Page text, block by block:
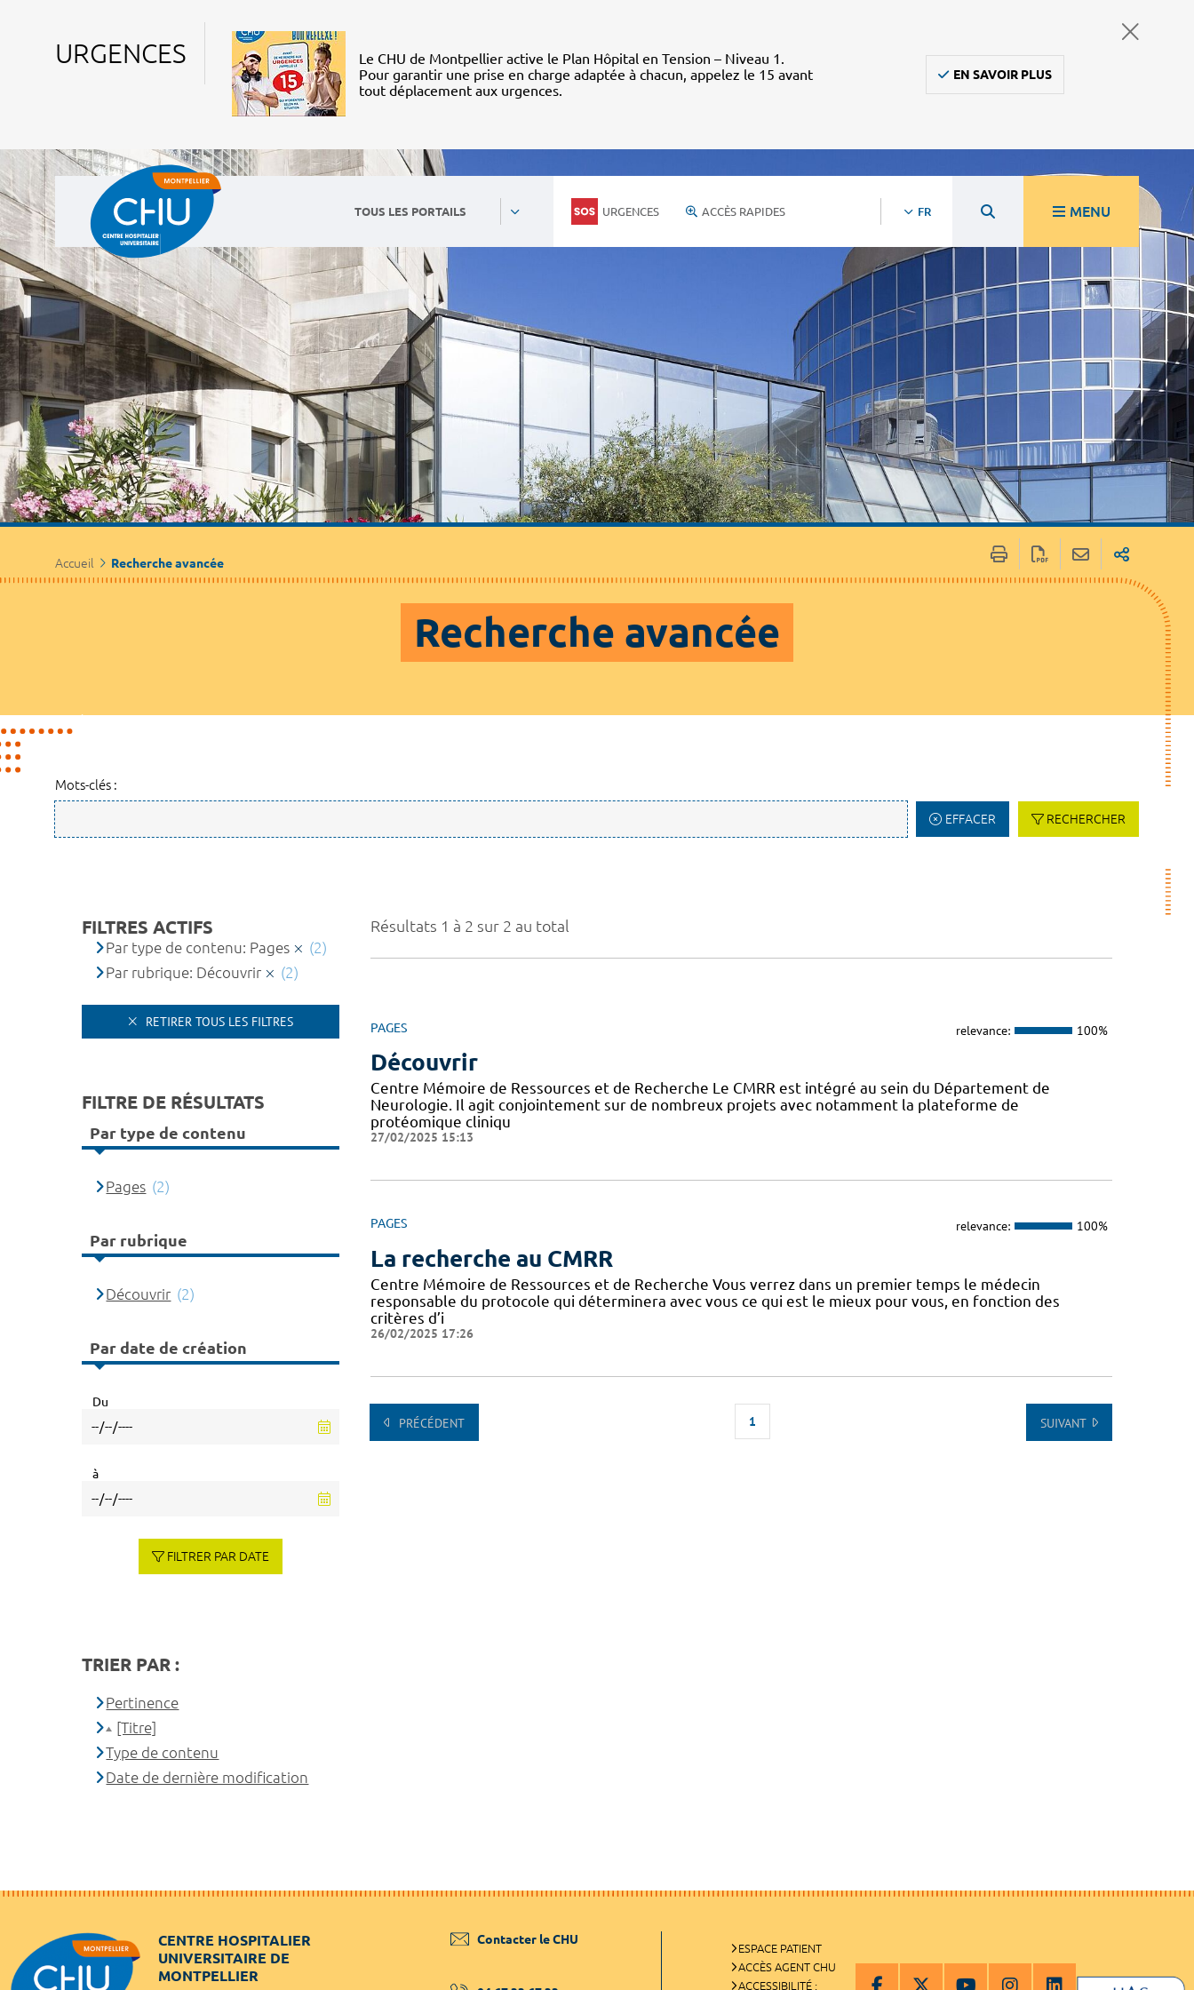
URGENCES
Le CHU de Montpellier active le Plan Hôpital en Tension – Niveau 1.
Pour garantir une prise en charge adaptée à chacun, appelez le 15 avant
tout déplacement aux urgences.
EN SAVOIR PLUS
TOUS LES PORTAILS URGENCES ACCÈS RAPIDES FR MENU
Accueil Recherche avancée
Recherche avancée
Mots-clés :
EFFACER RECHERCHER
Résultats 1 à 2 sur 2 au total
PAGES relevance: 100%
Découvrir
Centre Mémoire de Ressources et de Recherche Le CMRR est intégré au sein du Département de
Neurologie. Il agit conjointement sur de nombreux projets avec notamment la plateforme de
protéomique cliniqu
27/02/2025 15:13
PAGES relevance: 100%
La recherche au CMRR
Centre Mémoire de Ressources et de Recherche Vous verrez dans un premier temps le médecin
responsable du protocole qui déterminera avec vous ce qui est le mieux pour vous, en fonction des
critères d’i
26/02/2025 17:26
PRÉCÉDENT 1 SUIVANT
FILTRES ACTIFS
Par type de contenu: Pages
(2)
Par rubrique: Découvrir
(2)
RETIRER TOUS LES FILTRES
FILTRE DE RÉSULTATS
Par type de contenu
Pages (2)
Par rubrique
Découvrir (2)
Par date de création
Du
à
FILTRER PAR DATE
TRIER PAR :
Pertinence
[Titre]
Type de contenu
Date de dernière modification
CENTRE HOSPITALIER
UNIVERSITAIRE DE
MONTPELLIER
Contacter le CHU
ESPACE PATIENT
ACCÈS AGENT CHU
ACCESSIBILITÉ :